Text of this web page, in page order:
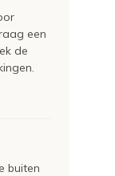
een
de
buiten